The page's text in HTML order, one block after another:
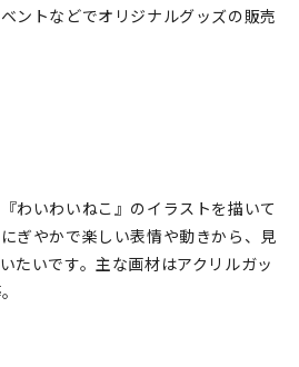
ントなどでオリジナルグッズの販売
わいわいねこ』のイラストを描いて
ぎやかで楽しい表情や動きから、見
たいです。主な画材はアクリルガッ